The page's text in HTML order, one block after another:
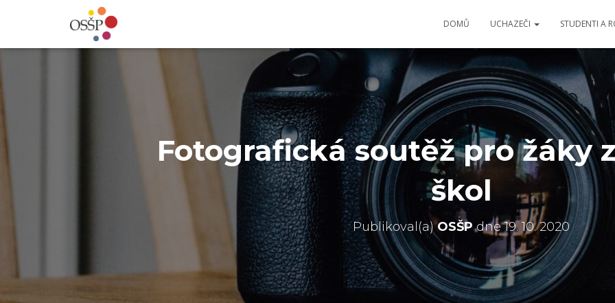
DOMŮ UCHAZEČI STUDENTI A
Fotografická soutěž pro žáky
škol
Publikoval(a)OSŠPdne19. 10. 2020